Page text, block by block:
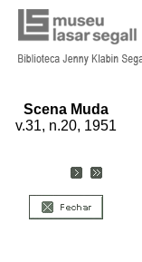
Scena Muda
v.31, n.20, 1951